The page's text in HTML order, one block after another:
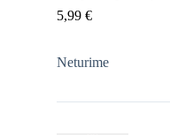
5,99€
Neturime